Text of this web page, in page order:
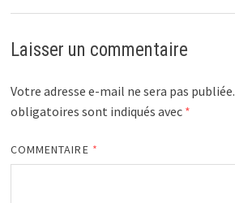
Laisser un commentaire
Votre adresse e-mail ne sera pas publiée.
obligatoires sont indiqués avec *
COMMENTAIRE *